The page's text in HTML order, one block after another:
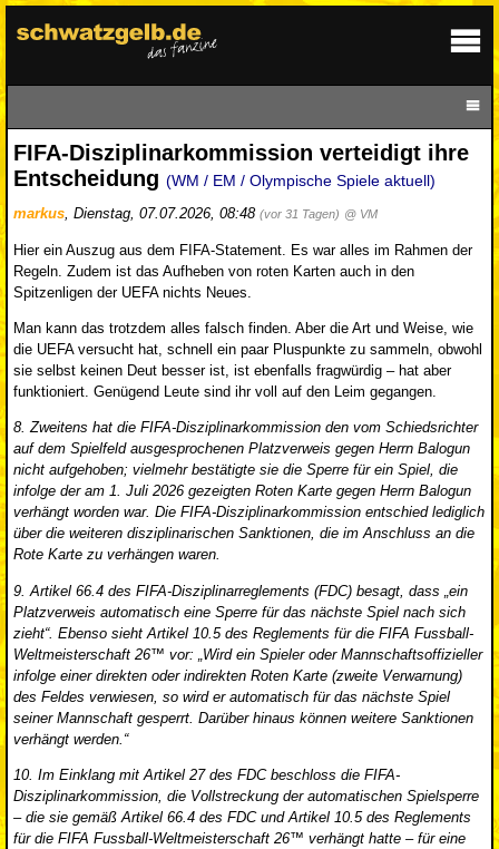
FIFA-Disziplinarkommission verteidigt ihre
Entscheidung (WM / EM / Olympische Spiele aktuell)
markus, Dienstag, 07.07.2026, 08:48 (vor 31 Tagen) @ VM
Hier ein Auszug aus dem FIFA-Statement. Es war alles im Rahmen der
Regeln. Zudem ist das Aufheben von roten Karten auch in den
Spitzenligen der UEFA nichts Neues.
Man kann das trotzdem alles falsch finden. Aber die Art und Weise, wie
die UEFA versucht hat, schnell ein paar Pluspunkte zu sammeln, obwohl
sie selbst keinen Deut besser ist, ist ebenfalls fragwürdig – hat aber
funktioniert. Genügend Leute sind ihr voll auf den Leim gegangen.
8. Zweitens hat die FIFA-Disziplinarkommission den vom Schiedsrichter
auf dem Spielfeld ausgesprochenen Platzverweis gegen Herrn Balogun
nicht aufgehoben; vielmehr bestätigte sie die Sperre für ein Spiel, die
infolge der am 1. Juli 2026 gezeigten Roten Karte gegen Herrn Balogun
verhängt worden war. Die FIFA-Disziplinarkommission entschied lediglich
über die weiteren disziplinarischen Sanktionen, die im Anschluss an die
Rote Karte zu verhängen waren.
9. Artikel 66.4 des FIFA-Disziplinarreglements (FDC) besagt, dass „ein
Platzverweis automatisch eine Sperre für das nächste Spiel nach sich
zieht“. Ebenso sieht Artikel 10.5 des Reglements für die FIFA Fussball-
Weltmeisterschaft 26™ vor: „Wird ein Spieler oder Mannschaftsoffizieller
infolge einer direkten oder indirekten Roten Karte (zweite Verwarnung)
des Feldes verwiesen, so wird er automatisch für das nächste Spiel
seiner Mannschaft gesperrt. Darüber hinaus können weitere Sanktionen
verhängt werden.“
10. Im Einklang mit Artikel 27 des FDC beschloss die FIFA-
Disziplinarkommission, die Vollstreckung der automatischen Spielsperre
– die sie gemäß Artikel 66.4 des FDC und Artikel 10.5 des Reglements
für die FIFA Fussball-Weltmeisterschaft 26™ verhängt hatte – für eine